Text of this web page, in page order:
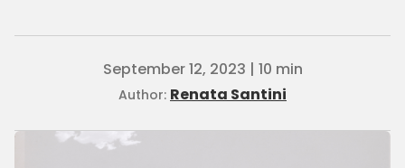
September 12, 2023 | 10 min
Author: Renata Santini